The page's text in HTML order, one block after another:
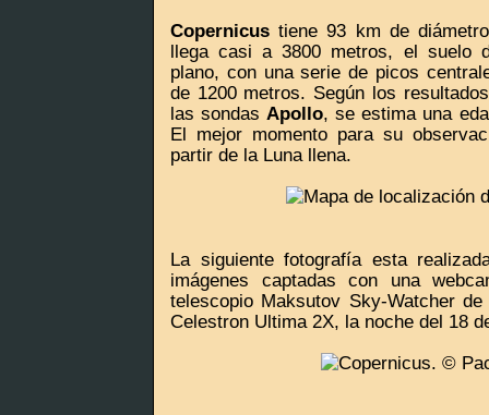
Copernicus tiene 93 km de
llega casi a 3800 metros, el suelo
plano, con una serie de picos
de 1200 metros. Según los
las sondas Apollo, se estima una
El mejor momento para su
partir de la Luna llena.
La siguiente fotografía esta
imágenes captadas con una
telescopio Maksutov Sky-Watcher
Celestron Ultima 2X, la noche del 18